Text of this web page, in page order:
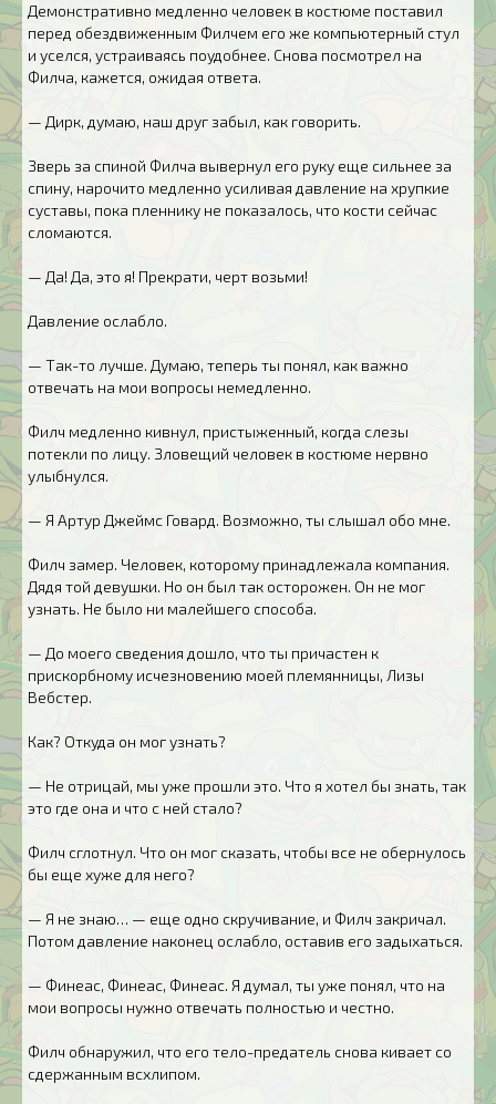
Демонстративно медленно человек в костюме поставил
перед обездвиженным Филчем его же компьютерный стул
и уселся, устраиваясь поудобнее. Снова посмотрел на
Филча, кажется, ожидая ответа.
— Дирк, думаю, наш друг забыл, как говорить.
Зверь за спиной Филча вывернул его руку еще сильнее за
спину, нарочито медленно усиливая давление на хрупкие
суставы, пока пленнику не показалось, что кости сейчас
сломаются.
— Да! Да, это я! Прекрати, черт возьми!
Давление ослабло.
— Так-то лучше. Думаю, теперь ты понял, как важно
отвечать на мои вопросы немедленно.
Филч медленно кивнул, пристыженный, когда слезы
потекли по лицу. Зловещий человек в костюме нервно
улыбнулся.
— Я Артур Джеймс Говард. Возможно, ты слышал обо мне.
Филч замер. Человек, которому принадлежала компания.
Дядя той девушки. Но он был так осторожен. Он не мог
узнать. Не было ни малейшего способа.
— До моего сведения дошло, что ты причастен к
прискорбному исчезновению моей племянницы, Лизы
Вебстер.
Как? Откуда он мог узнать?
— Не отрицай, мы уже прошли это. Что я хотел бы знать, так
это где она и что с ней стало?
Филч сглотнул. Что он мог сказать, чтобы все не обернулось
бы еще хуже для него?
— Я не знаю… — еще одно скручивание, и Филч закричал.
Потом давление наконец ослабло, оставив его задыхаться.
— Финеас, Финеас, Финеас. Я думал, ты уже понял, что на
мои вопросы нужно отвечать полностью и честно.
Филч обнаружил, что его тело-предатель снова кивает со
сдержанным всхлипом.